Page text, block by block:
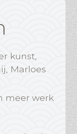
kunst,
Marloes
meer werk